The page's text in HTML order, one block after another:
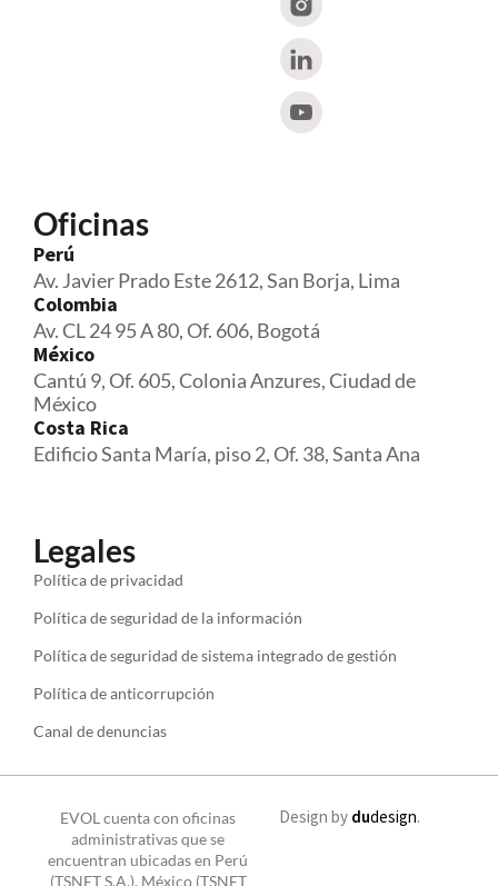
Oficinas
Perú
Av. Javier Prado Este 2612, San Borja, Lima
Colombia
Av. CL 24 95 A 80, Of. 606, Bogotá
México
Cantú 9, Of. 605, Colonia Anzures, Ciudad de
México
Costa Rica
Edificio Santa María, piso 2, Of. 38, Santa Ana
Legales
Política de privacidad
Política de seguridad de la información
Política de seguridad de sistema integrado de gestión
Política de anticorrupción
Canal de denuncias
EVOL cuenta con oficinas
administrativas que se
encuentran ubicadas en Perú
(TSNET S.A.), México (TSNET
Design by dudesign.